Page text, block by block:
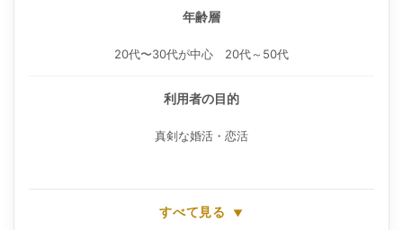
年齢層
20代〜30代が中心 20代～50代
利用者の目的
真剣な婚活・恋活
すべて見る